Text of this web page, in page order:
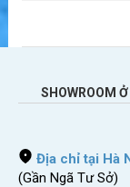
SHOWROOM
Địa chỉ tại Hà
(Gần Ngã Tư Sở)